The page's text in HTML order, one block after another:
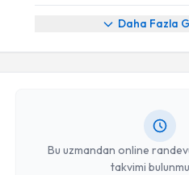
Daha Fazla
Bu uzmandan online
takvimi
Randevu Takvimi Talebi